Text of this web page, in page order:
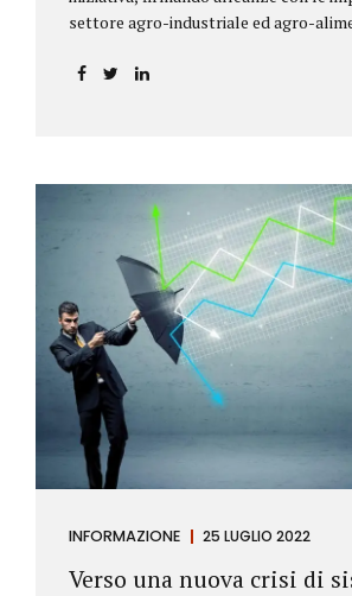
settore agro-industriale ed agro-
INFORMAZIONE 25 LUGLIO 2022
Verso una nuova crisi di